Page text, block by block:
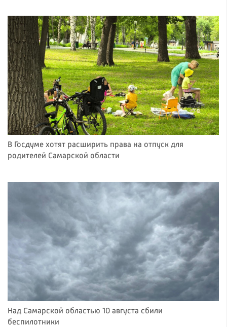
В Госдуме хотят расширить права на отпуск для
родителей Самарской области
Над Самарской областью 10 августа сбили
беспилотники